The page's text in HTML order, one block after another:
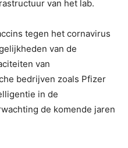
van het lab.
tegen het cornavirus
van de
van
bedrijven zoals Pfizer
in de
de komende jaren